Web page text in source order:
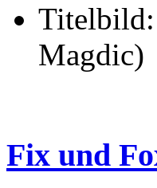
Titelbild:
Magdic)
Fix und